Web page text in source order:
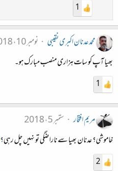
1
محمد عدنان اکبری نقیبی
نومبر 10، 2018
بھیا آپ کو سات ہزاری منصب مبارک ہو۔
1
مریم افتخار
ستمبر 5، 2018
خاموشی؟ عدنان بھیا سے ناراضگی تو نہیں چل رہی؟
2